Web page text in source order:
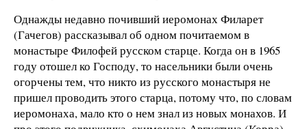
Однажды недавно почивший иеромонах Филарет
(Гачегов) рассказывал об одном почитаемом в
монастыре Филофей русском старце. Когда он в 1965
году отошел ко Господу, то насельники были очень
огорчены тем, что никто из русского монастыря не
пришел проводить этого старца, потому что, по словам
иеромонаха, мало кто о нем знал из новых монахов. И